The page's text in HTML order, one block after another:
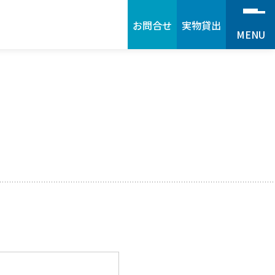
お問合せ 実物貸出
MENU